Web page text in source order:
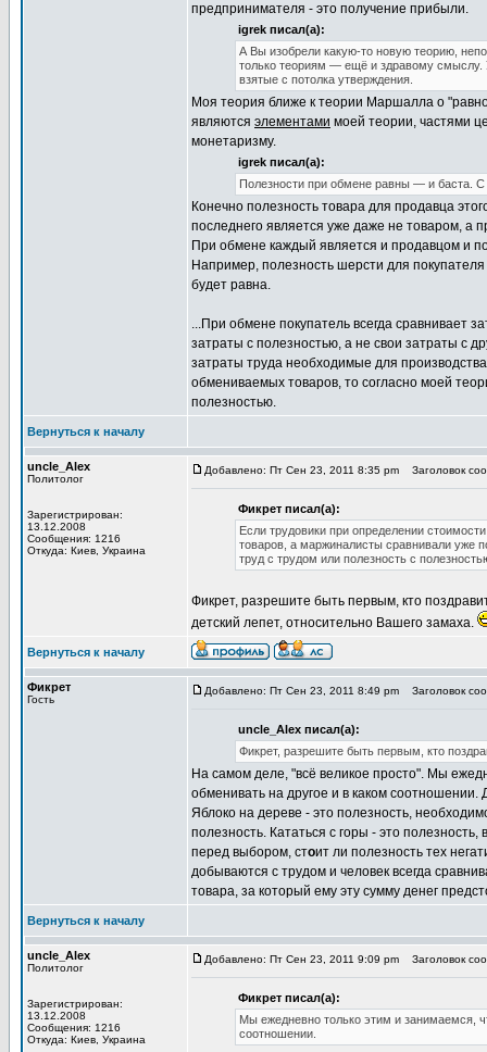
предпринимателя - это получение прибыли.
igrek писал(а):
А Вы изобрели какую-то новую теорию,
только теориям — ещё и здравому смыслу.
взятые с потолка утверждения.
Моя теория ближе к теории Маршалла о
являются элементами моей теории, частями
монетаризму.
igrek писал(а):
Полезности при обмене равны — и баста. С
Конечно полезность товара для продавца
последнего является уже даже не товаром, а
При обмене каждый является и продавцом и
Например, полезность шерсти для
будет равна.
...При обмене покупатель всегда сравнивает
затраты с полезностью, а не свои затраты с
затраты труда необходимые для
обмениваемых товаров, то согласно моей
полезностью.
Вернуться к началу
uncle_Alex
Политолог
Зарегистрирован:
13.12.2008
Сообщения: 1216
Откуда: Киев, Украина
Добавлено: Пт Сен 23, 2011 8:35 pm Заголовок
Фикрет писал(а):
Если трудовики при определении
товаров, а маржиналисты сравнивали уже
труд с трудом или полезность с
Фикрет, разрешите быть первым, кто
детский лепет, относительно Вашего замаха.
Вернуться к началу
Фикрет
Гость
Добавлено: Пт Сен 23, 2011 8:49 pm Заголовок
uncle_Alex писал(а):
Фикрет, разрешите быть первым, кто
На самом деле, "всё великое просто". Мы
обменивать на другое и в каком соотношении.
Яблоко на дереве - это полезность,
полезность. Кататься с горы - это
перед выбором, стоит ли полезность тех
добываются с трудом и человек всегда
товара, за который ему эту сумму денег
Вернуться к началу
uncle_Alex
Политолог
Зарегистрирован:
13.12.2008
Сообщения: 1216
Откуда: Киев, Украина
Добавлено: Пт Сен 23, 2011 9:09 pm Заголовок
Фикрет писал(а):
Мы ежедневно только этим и занимаемся,
соотношении.